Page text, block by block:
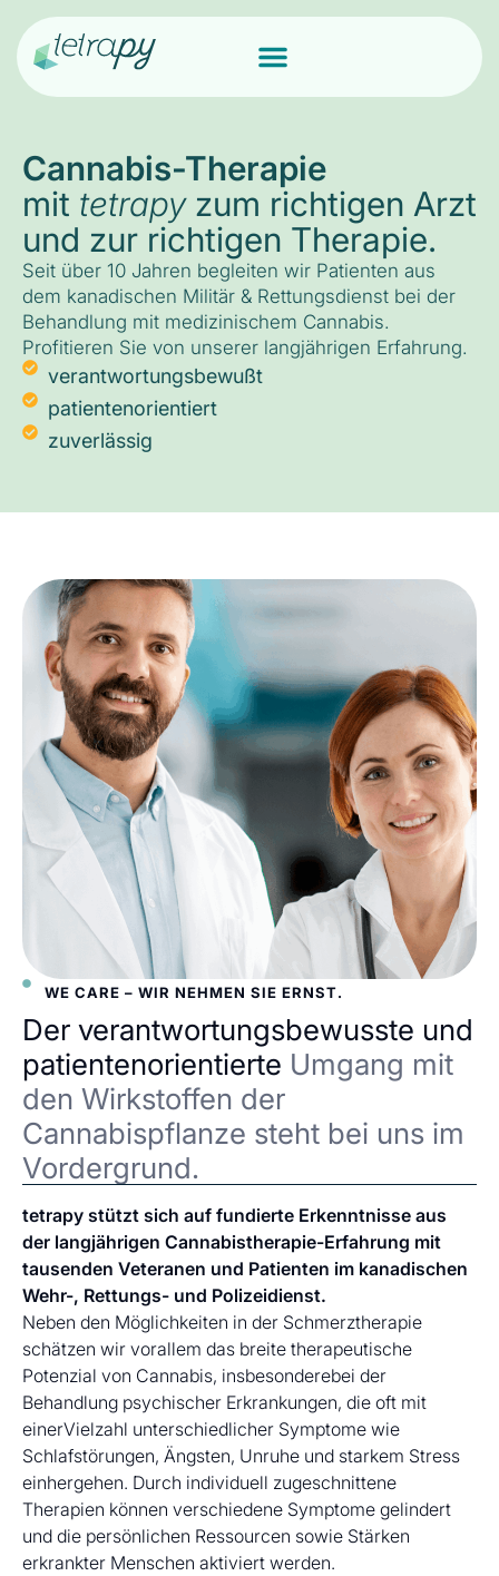
Cannabis-Therapie
mit tetrapyzum richtigen Arzt
und zur richtigen Therapie.
Seit über 10 Jahren begleiten wir Patienten aus
dem kanadischen Militär & Rettungsdienst bei der
Behandlung mit medizinischem Cannabis.
Profitieren Sie von unserer langjährigen Erfahrung.
verantwortungsbewußt
patientenorientiert
zuverlässig
WE CARE – WIR NEHMEN SIE ERNST.
Der verantwortungsbewusste und
patientenorientierte Umgang mit
den Wirkstoffen der
Cannabispflanze steht bei uns im
Vordergrund.
tetrapy stützt sich auf fundierte Erkenntnisse aus
der langjährigen Cannabistherapie-Erfahrung mit
tausenden Veteranen und Patienten im kanadischen
Wehr-, Rettungs- und Polizeidienst.
Neben den Möglichkeiten in der Schmerztherapie
schätzen wir vorallem das breite therapeutische
Potenzial von Cannabis, insbesonderebei der
Behandlung psychischer Erkrankungen, die oft mit
einerVielzahl unterschiedlicher Symptome wie
Schlafstörungen, Ängsten, Unruhe und starkem Stress
einhergehen. Durch individuell zugeschnittene
Therapien können verschiedene Symptome gelindert
und die persönlichen Ressourcen sowie Stärken
erkrankter Menschen aktiviert werden.